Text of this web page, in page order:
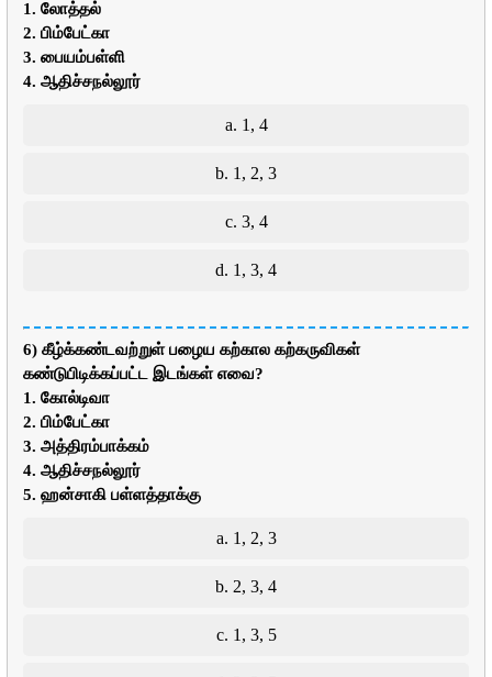
1. லோத்தல்
2. பிம்பேட்கா
3. பையம்பள்ளி
4. ஆதிச்சநல்லூர்
a. 1, 4
b. 1, 2, 3
c. 3, 4
d. 1, 3, 4
6) கீழ்க்கண்டவற்றுள் பழைய கற்கால கற்கருவிகள்
கண்டுபிடிக்கப்பட்ட இடங்கள் எவை?
1. கோல்டிவா
2. பிம்பேட்கா
3. அத்திரம்பாக்கம்
4. ஆதிச்சநல்லூர்
5. ஹன்சாகி பள்ளத்தாக்கு
a. 1, 2, 3
b. 2, 3, 4
c. 1, 3, 5